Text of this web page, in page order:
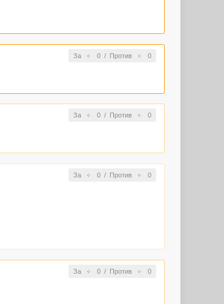
За 0/ Против 0
За 0/ Против 0
За 0/ Против 0
За 0/ Против 0